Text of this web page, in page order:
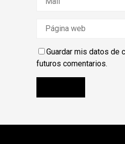
Guardar mis datos de
futuros comentarios.